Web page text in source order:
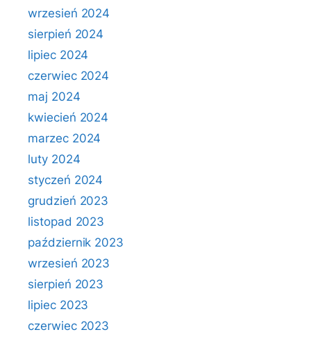
wrzesień 2024
sierpień 2024
lipiec 2024
czerwiec 2024
maj 2024
kwiecień 2024
marzec 2024
luty 2024
styczeń 2024
grudzień 2023
listopad 2023
październik 2023
wrzesień 2023
sierpień 2023
lipiec 2023
czerwiec 2023